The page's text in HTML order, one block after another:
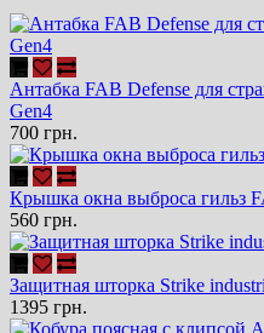
Антабка FAB Defense для
Gen4
700 грн.
Крышка окна выброса гильз
560 грн.
Защитная шторка Strike
1395 грн.